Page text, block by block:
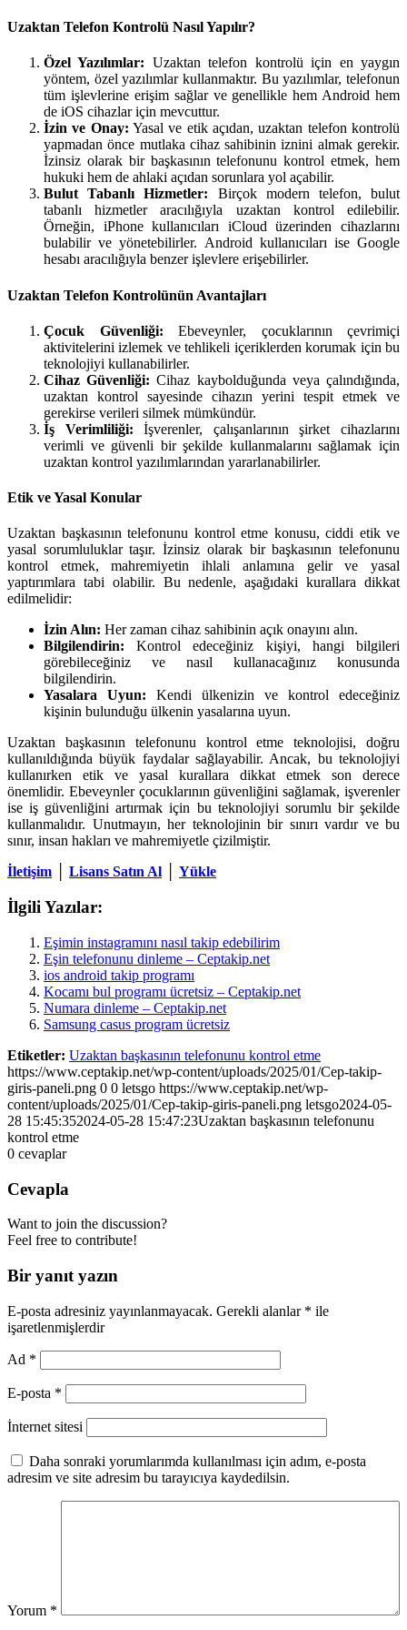
Uzaktan Telefon Kontrolü Nasıl Yapılır?
Özel Yazılımlar: Uzaktan telefon kontrolü için en yaygın
yöntem, özel yazılımlar kullanmaktır. Bu yazılımlar, telefonun
tüm işlevlerine erişim sağlar ve genellikle hem Android hem
de iOS cihazlar için mevcuttur.
İzin ve Onay: Yasal ve etik açıdan, uzaktan telefon kontrolü
yapmadan önce mutlaka cihaz sahibinin iznini almak gerekir.
İzinsiz olarak bir başkasının telefonunu kontrol etmek, hem
hukuki hem de ahlaki açıdan sorunlara yol açabilir.
Bulut Tabanlı Hizmetler: Birçok modern telefon, bulut
tabanlı hizmetler aracılığıyla uzaktan kontrol edilebilir.
Örneğin, iPhone kullanıcıları iCloud üzerinden cihazlarını
bulabilir ve yönetebilirler. Android kullanıcıları ise Google
hesabı aracılığıyla benzer işlevlere erişebilirler.
Uzaktan Telefon Kontrolünün Avantajları
Çocuk Güvenliği: Ebeveynler, çocuklarının çevrimiçi
aktivitelerini izlemek ve tehlikeli içeriklerden korumak için bu
teknolojiyi kullanabilirler.
Cihaz Güvenliği: Cihaz kaybolduğunda veya çalındığında,
uzaktan kontrol sayesinde cihazın yerini tespit etmek ve
gerekirse verileri silmek mümkündür.
İş Verimliliği: İşverenler, çalışanlarının şirket cihazlarını
verimli ve güvenli bir şekilde kullanmalarını sağlamak için
uzaktan kontrol yazılımlarından yararlanabilirler.
Etik ve Yasal Konular
Uzaktan başkasının telefonunu kontrol etme konusu, ciddi etik ve
yasal sorumluluklar taşır. İzinsiz olarak bir başkasının telefonunu
kontrol etmek, mahremiyetin ihlali anlamına gelir ve yasal
yaptırımlara tabi olabilir. Bu nedenle, aşağıdaki kurallara dikkat
edilmelidir:
İzin Alın: Her zaman cihaz sahibinin açık onayını alın.
Bilgilendirin: Kontrol edeceğiniz kişiyi, hangi bilgileri
görebileceğiniz ve nasıl kullanacağınız konusunda
bilgilendirin.
Yasalara Uyun: Kendi ülkenizin ve kontrol edeceğiniz
kişinin bulunduğu ülkenin yasalarına uyun.
Uzaktan başkasının telefonunu kontrol etme teknolojisi, doğru
kullanıldığında büyük faydalar sağlayabilir. Ancak, bu teknolojiyi
kullanırken etik ve yasal kurallara dikkat etmek son derece
önemlidir. Ebeveynler çocuklarının güvenliğini sağlamak, işverenler
ise iş güvenliğini artırmak için bu teknolojiyi sorumlu bir şekilde
kullanmalıdır. Unutmayın, her teknolojinin bir sınırı vardır ve bu
sınır, insan hakları ve mahremiyetle çizilmiştir.
İletişim
Lisans Satın Al Yükle
İlgili Yazılar:
Eşimin instagramını nasıl takip edebilirim
Eşin telefonunu dinleme – Ceptakip.net
ios android takip programı
Kocamı bul programı ücretsiz – Ceptakip.net
Numara dinleme – Ceptakip.net
Samsung casus program ücretsiz
Etiketler: Uzaktan başkasının telefonunu kontrol etme
https://www.ceptakip.net/wp-content/uploads/2025/01/Cep-takip-
giris-paneli.png 0 0 letsgo https://www.ceptakip.net/wp-
content/uploads/2025/01/Cep-takip-giris-paneli.png letsgo2024-05-
28 15:45:352024-05-28 15:47:23Uzaktan başkasının telefonunu
kontrol etme
0 cevaplar
Cevapla
Want to join the discussion?
Feel free to contribute!
Bir yanıt yazın
E-posta adresiniz yayınlanmayacak. Gerekli alanlar * ile
işaretlenmişlerdir
Ad *
E-posta *
İnternet sitesi
Daha sonraki yorumlarımda kullanılması için adım, e-posta
adresim ve site adresim bu tarayıcıya kaydedilsin.
Yorum *